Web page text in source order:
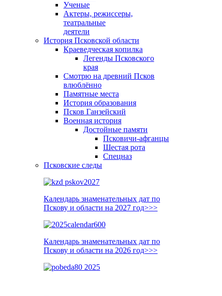
Ученые
Актеры, режиссеры,
театральные
деятели
История Псковской области
Краеведческая копилка
Легенды Псковского
края
Смотрю на древний Псков
влюблённо
Памятные места
История образования
Псков Ганзейский
Военная история
Достойные памяти
Псковичи-афганцы
Шестая рота
Спецназ
Псковские следы
Календарь знаменательных дат по
Пскову и области на 2027 год>>>
Календарь знаменательных дат по
Пскову и области на 2026 год>>>